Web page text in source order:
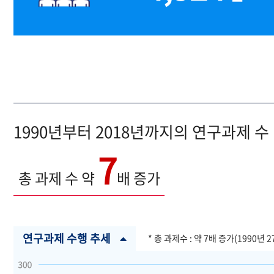
1990년부터 2018년까지의 연구과제 수
총 과제 수 약7배 증가
연구과제 수행 추세 * 총 과제수 : 약 7배 증가(1990년